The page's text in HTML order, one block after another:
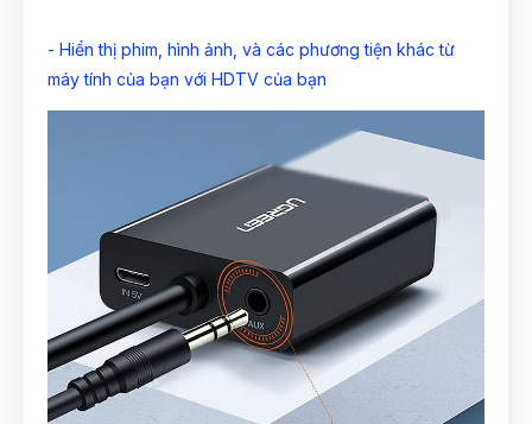
- Hiển thị phim, hình ảnh, và các phương tiện khác từ
máy tính của bạn với HDTV của bạn